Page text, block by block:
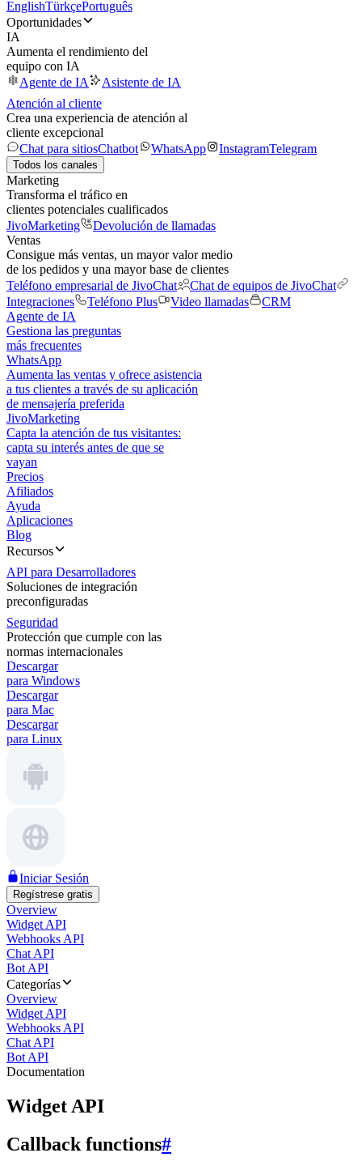
EnglishTürkçePortuguês
Oportunidades
IA
Aumenta el rendimiento del
equipo con IA
Agente de IA
Asistente de IA
Atención al cliente
Crea una experiencia de atención al
cliente excepcional
Chat para sitiosChatbot WhatsApp InstagramTelegram
Todos los canales
Marketing
Transforma el tráfico en
clientes potenciales cualificados
JivoMarketing
Devolución de llamadas
Ventas
Consigue más ventas, un mayor valor medio
de los pedidos y una mayor base de clientes
Teléfono empresarial de JivoChat
Chat de equipos de JivoChat
Integraciones
Teléfono Plus Video llamadas
CRM
Agente de IA
Gestiona las preguntas
más frecuentes
WhatsApp
Aumenta las ventas y ofrece asistencia
a tus clientes a través de su aplicación
de mensajería preferida
JivoMarketing
Capta la atención de tus visitantes:
capta su interés antes de que se
vayan
Precios
Afiliados
Ayuda
Aplicaciones
Blog
Recursos
API para Desarrolladores
Soluciones de integración
preconfiguradas
Seguridad
Protección que cumple con las
normas internacionales
Descargar
para Windows
Descargar
para Mac
Descargar
para Linux
Iniciar Sesión
Regístrese gratis
Overview
Widget API
Webhooks API
Chat API
Bot API
Categorías
Overview
Widget API
Webhooks API
Chat API
Bot API
Documentation
Widget API
Callback functions#